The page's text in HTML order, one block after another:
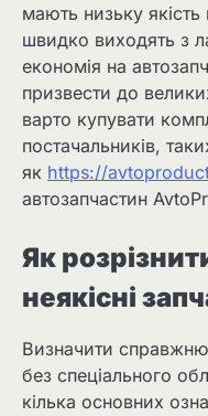
мають низьку якість
швидко виходять з
економія на
призвести до
варто купувати
постачальників,
як https://
автозапчастин
Як
неякісні
Визначити справжню
без спеціального
кілька основних